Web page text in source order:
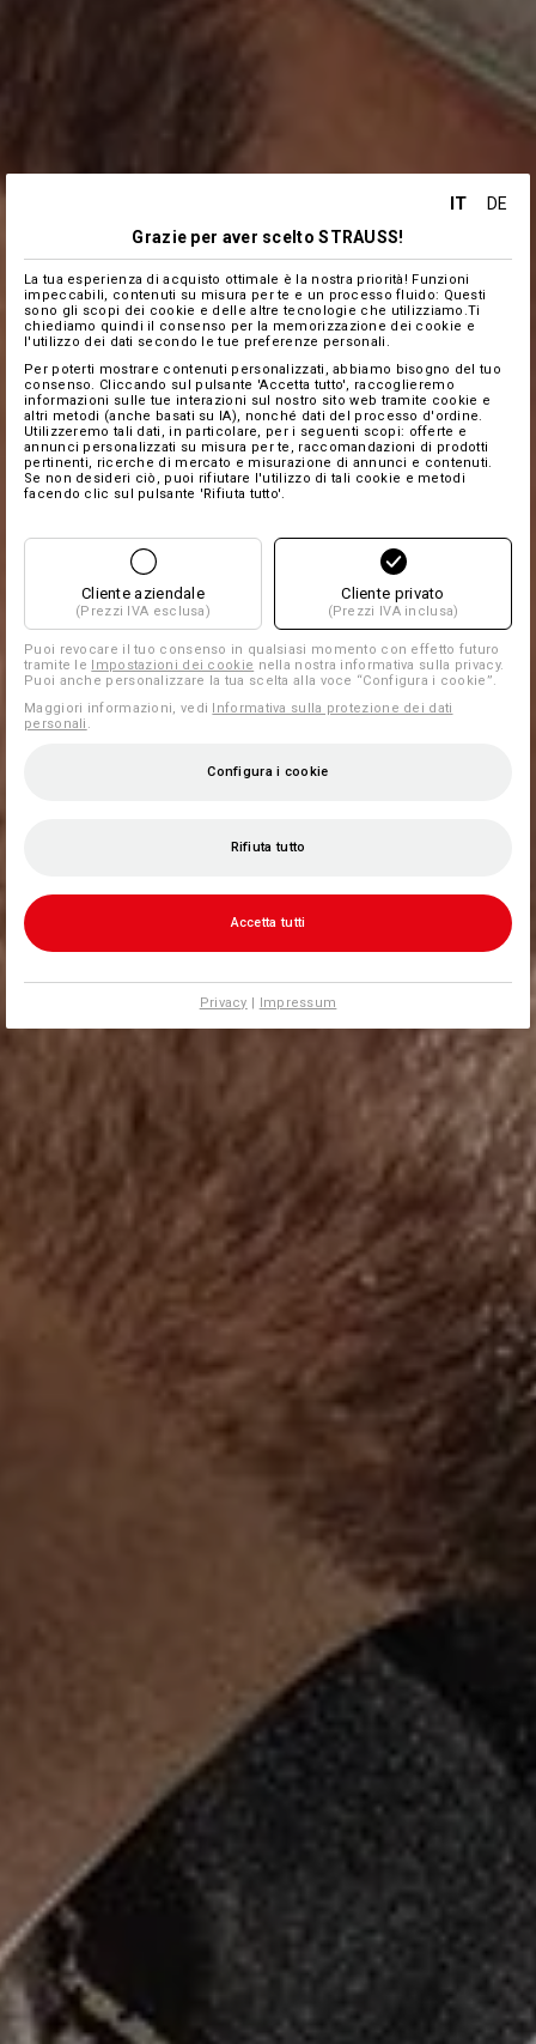
IT
DE
Grazie per aver scelto STRAUSS!
La tua esperienza di acquisto ottimale è la nostra priorità! Funzioni
impeccabili, contenuti su misura per te e un processo fluido: Questi
sono gli scopi dei cookie e delle altre tecnologie che utilizziamo.Ti
chiediamo quindi il consenso per la memorizzazione dei cookie e
l'utilizzo dei dati secondo le tue preferenze personali.
Per poterti mostrare contenuti personalizzati, abbiamo bisogno del tuo
consenso. Cliccando sul pulsante 'Accetta tutto', raccoglieremo
informazioni sulle tue interazioni sul nostro sito web tramite cookie e
altri metodi (anche basati su IA), nonché dati del processo d'ordine.
Utilizzeremo tali dati, in particolare, per i seguenti scopi: offerte e
annunci personalizzati su misura per te, raccomandazioni di prodotti
pertinenti, ricerche di mercato e misurazione di annunci e contenuti.
Se non desideri ciò, puoi rifiutare l'utilizzo di tali cookie e metodi
facendo clic sul pulsante 'Rifiuta tutto'.
Cliente aziendale
(Prezzi IVA esclusa)
Cliente privato
(Prezzi IVA inclusa)
Puoi revocare il tuo consenso in qualsiasi momento con effetto futuro
tramite le Impostazioni dei cookie nella nostra informativa sulla privacy.
Puoi anche personalizzare la tua scelta alla voce “Configura i cookie”.
Maggiori informazioni, vedi Informativa sulla protezione dei dati
personali .
Configura i cookie
Rifiuta tutto
Accetta tutti
Privacy | Impressum